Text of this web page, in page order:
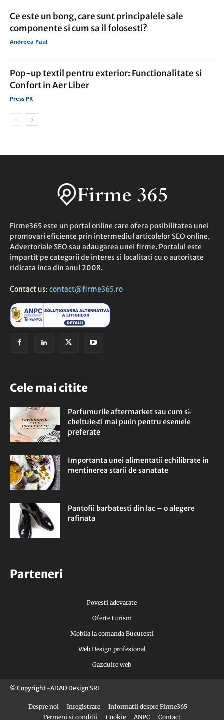
Ce este un bong, care sunt principalele sale
componente si cum sa il folosesti?
Andreea Paul
Pop-up textil pentru exterior: Functionalitate si
Confort in Aer Liber
Press PR
Firme365 este un portal online care ofera posibilitatea unei
promovari eficiente prin intermediul articolelor SEO online,
Advertoriale SEO sau adaugarea unei firme. Portalul este
impartit pe categorii de interes si localitati cu o autoritate
ridicata inca din anul 2008.
Contact us: contact@firme365.ro
Cele mai citite
Parfumurile aftermarket sau cum să
cheltuiești mai puțin pentru esențele
preferate
Importanta unei alimentatii echilibrate in
mentinerea starii de sanatate
Pantofii barbatesti din lac – o alegere
rafinata
Parteneri
Povesti adevarate
Oferte turism
Mobila la comanda Bucuresti
Web Design profesional
Gazduire web
© Copyright -ADAD Design SRL
Despre noi Inregistrare
Informatii despre Firme365
Termeni si conditii
Cookie ANPC Contact